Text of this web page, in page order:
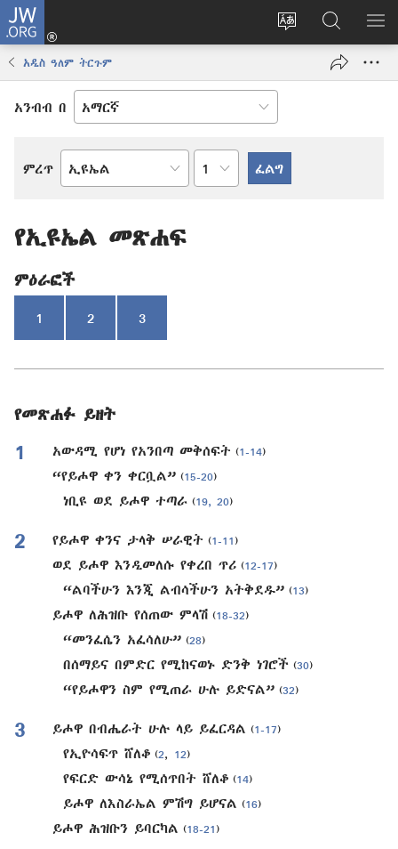
JW.ORG
የድረ
ግባ
(አዲስ
JW.ORG
ላይ
መፈለጊያ
አዲስ ዓለም ትርጉም
አንብብ በ
ምረጥ
የመጽሐፍ
መጽሐፍ
በምዕራፍ
የኢዩኤል መጽሐፍ
ምዕራፎች
1 2 3
የመጽሐፉ ይዘት
1 አውዳሚ የሆነ የአንበጣ መቅሰፍት (1-14)
“የይሖዋ ቀን ቀርቧል” (15-20)
ነቢዩ ወደ ይሖዋ ተጣራ (19, 20)
2 የይሖዋ ቀንና ታላቅ ሠራዊት (1-11 )
ወደ ይሖዋ እንዲመለሱ የቀረበ ጥሪ (12-17)
“ልባችሁን እንጂ ልብሳችሁን አትቅደዱ” (13)
ይሖዋ ለሕዝቡ የሰጠው ምላሽ (18-32)
“መንፈሴን አፈሳለሁ” (28)
በሰማይና በምድር የሚከናወኑ ድንቅ ነገሮች (30)
“የይሖዋን ስም የሚጠራ ሁሉ ይድናል” (32)
3 ይሖዋ በብሔራት ሁሉ ላይ ይፈርዳል (1-17)
የኢዮሳፍጥ ሸለቆ (2, 12)
የፍርድ ውሳኔ የሚሰጥበት ሸለቆ (14)
ይሖዋ ለእስራኤል ምሽግ ይሆናል (16)
ይሖዋ ሕዝቡን ይባርካል (18-21 )